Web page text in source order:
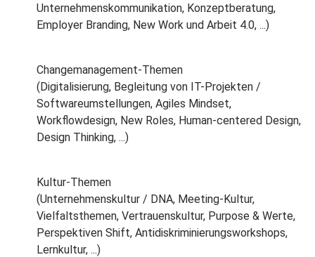
Unternehmenskommunikation, Konzeptberatung,
Employer Branding, New Work und Arbeit 4.0, ...)
Changemanagement-Themen
(Digitalisierung, Begleitung von IT-Projekten /
Softwareumstellungen, Agiles Mindset,
Workflowdesign, New Roles, Human-centered Design,
Design Thinking, ...)
Kultur-Themen
(Unternehmenskultur / DNA, Meeting-Kultur,
Vielfaltsthemen, Vertrauenskultur, Purpose & Werte,
Perspektiven Shift, Antidiskriminierungsworkshops,
Lernkultur, ...)